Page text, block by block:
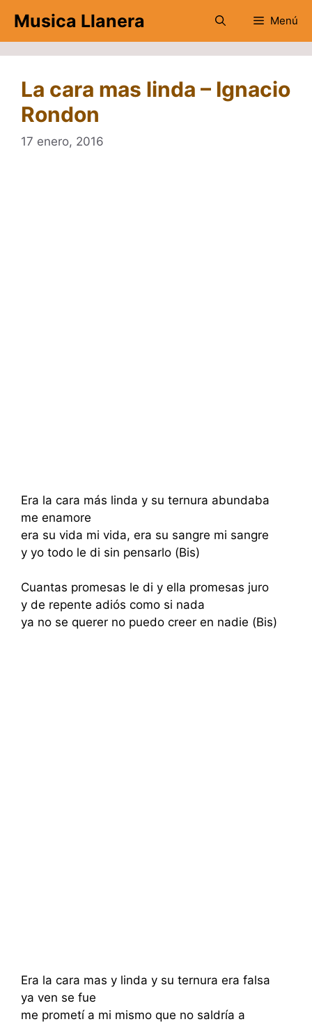
contenido
Musica Llanera Menú
La cara mas linda – Ignacio
Rondon
17 enero, 2016
Era la cara más linda y su ternura abundaba
me enamore
era su vida mi vida, era su sangre mi sangre
y yo todo le di sin pensarlo (Bis)
Cuantas promesas le di y ella promesas juro
y de repente adiós como si nada
ya no se querer no puedo creer en nadie (Bis)
Era la cara mas y linda y su ternura era falsa
ya ven se fue
me prometí a mi mismo que no saldría a